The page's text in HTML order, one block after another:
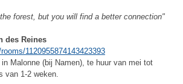
forest, but you will find a better connection"
des Reines
1120955874143423393
Malonne (bij Namen), te huur van mei tot
van 1-2 weken.